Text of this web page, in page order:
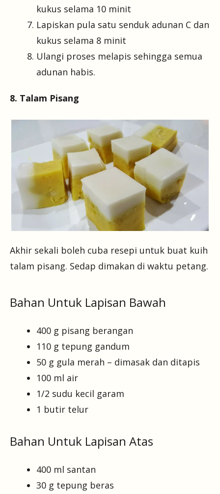
kukus selama 10 minit
Lapiskan pula satu senduk adunan C dan
kukus selama 8 minit
Ulangi proses melapis sehingga semua
adunan habis.
8. Talam Pisang
Akhir sekali boleh cuba resepi untuk buat kuih
talam pisang. Sedap dimakan di waktu petang.
Bahan Untuk Lapisan Bawah
400 g pisang berangan
110 g tepung gandum
50 g gula merah – dimasak dan ditapis
100 ml air
1/2 sudu kecil garam
1 butir telur
Bahan Untuk Lapisan Atas
400 ml santan
30 g tepung beras